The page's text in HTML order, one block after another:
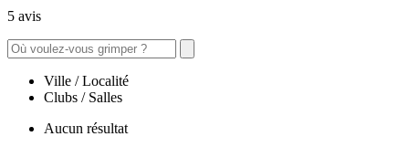
5 avis
Ville / Localité
Clubs / Salles
Aucun résultat